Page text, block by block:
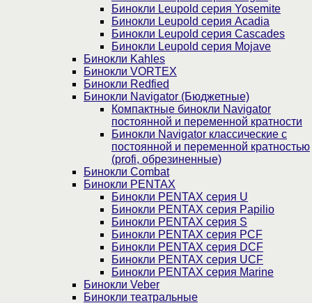
Бинокли Leupold серия Yosemite
Бинокли Leupold серия Acadia
Бинокли Leupold серия Cascades
Бинокли Leupold серия Mojave
Бинокли Kahles
Бинокли VORTEX
Бинокли Redfied
Бинокли Navigator (Бюджетные)
Компактные бинокли Navigator
постоянной и переменной кратности
Бинокли Navigator классические с
постоянной и переменной кратностью
(profi, обрезиненные)
Бинокли Combat
Бинокли PENTAX
Бинокли PENTAX серия U
Бинокли PENTAX серия Papilio
Бинокли PENTAX серия S
Бинокли PENTAX серия PCF
Бинокли PENTAX серия DCF
Бинокли PENTAX серия UCF
Бинокли PENTAX серия Marine
Бинокли Veber
Бинокли театральные